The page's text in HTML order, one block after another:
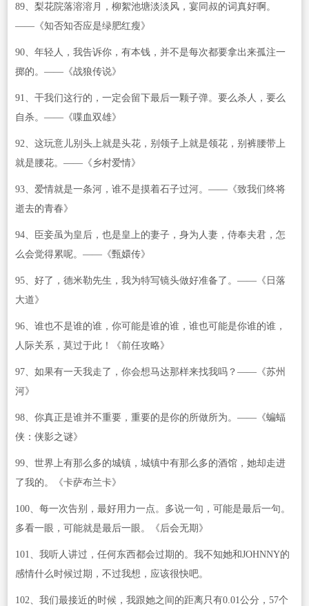
89、梨花院落溶溶月，柳絮池塘淡淡风，宴同叔的词真好啊。
——《知否知否应是绿肥红瘦》
90、年轻人，我告诉你，有本钱，并不是每次都要拿出来孤注一
掷的。——《战狼传说》
91、干我们这行的，一定会留下最后一颗子弹。要么杀人，要么
自杀。——《喋血双雄》
92、这玩意儿别头上就是头花，别领子上就是领花，别裤腰带上
就是腰花。——《乡村爱情》
93、爱情就是一条河，谁不是摸着石子过河。——《致我们终将
逝去的青春》
94、臣妾虽为皇后，也是皇上的妻子，身为人妻，侍奉夫君，怎
么会觉得累呢。——《甄嬛传》
95、好了，德米勒先生，我为特写镜头做好准备了。——《日落
大道》
96、谁也不是谁的谁，你可能是谁的谁，谁也可能是你谁的谁，
人际关系，莫过于此！《前任攻略》
97、如果有一天我走了，你会想马达那样来找我吗？——《苏州
河》
98、你真正是谁并不重要，重要的是你的所做所为。——《蝙蝠
侠：侠影之谜》
99、世界上有那么多的城镇，城镇中有那么多的酒馆，她却走进
了我的。《卡萨布兰卡》
100、每一次告别，最好用力一点。多说一句，可能是最后一句。
多看一眼，可能就是最后一眼。《后会无期》
101、我听人讲过，任何东西都会过期的。我不知她和JOHNNY的
感情什么时候过期，不过我想，应该很快吧。
102、我们最接近的时候，我跟她之间的距离只有0.01公分，57个